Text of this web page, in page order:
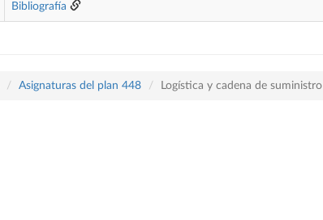
Bibliografía
Asignaturas del plan 448 Logística y cadena de suministro